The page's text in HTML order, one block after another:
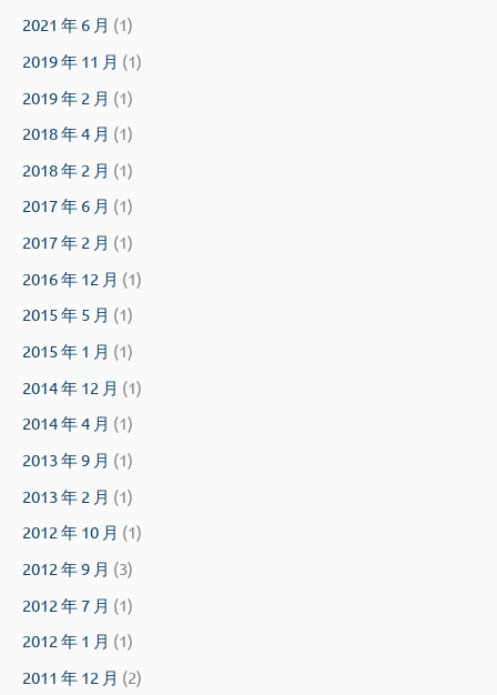
2021 年 6 月 (1)
2019 年 11 月 (1)
2019 年 2 月 (1)
2018 年 4 月 (1)
2018 年 2 月 (1)
2017 年 6 月 (1)
2017 年 2 月 (1)
2016 年 12 月 (1)
2015 年 5 月 (1)
2015 年 1 月 (1)
2014 年 12 月 (1)
2014 年 4 月 (1)
2013 年 9 月 (1)
2013 年 2 月 (1)
2012 年 10 月 (1)
2012 年 9 月 (3)
2012 年 7 月 (1)
2012 年 1 月 (1)
2011 年 12 月 (2)